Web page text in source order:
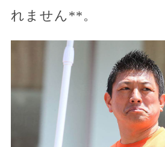
れません**。